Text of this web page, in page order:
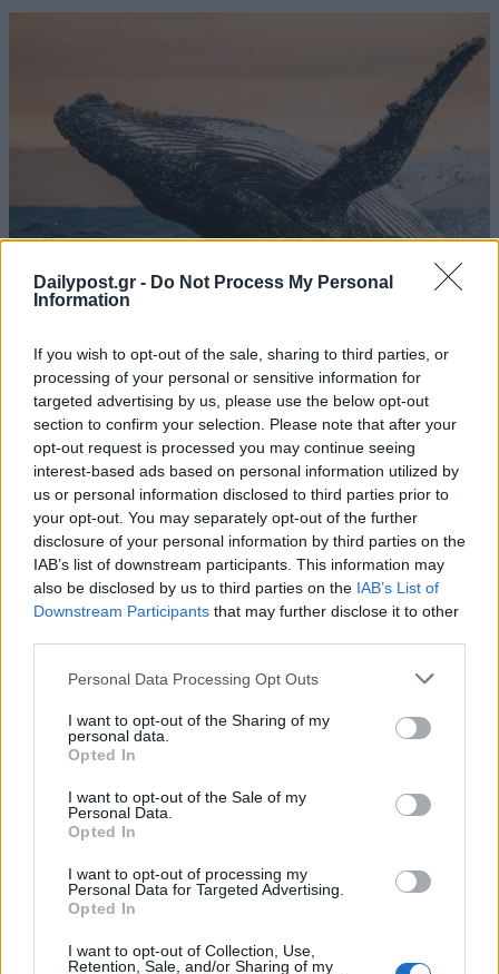
Dailypost.gr - Do Not Process My Personal
Information
If you wish to opt-out of the sale, sharing to third parties, or
processing of your personal or sensitive information for
targeted advertising by us, please use the below opt-out
section to confirm your selection. Please note that after your
opt-out request is processed you may continue seeing
interest-based ads based on personal information utilized by
us or personal information disclosed to third parties prior to
your opt-out. You may separately opt-out of the further
disclosure of your personal information by third parties on the
IAB’s list of downstream participants. This information may
also be disclosed by us to third parties on the IAB’s List of
Downstream Participants that may further disclose it to other
Personal Data Processing Opt Outs
I want to opt-out of the Sharing of my
personal data.
Opted In
I want to opt-out of the Sale of my
Personal Data.
Opted In
I want to opt-out of processing my
Personal Data for Targeted Advertising.
Opted In
I want to opt-out of Collection, Use,
Retention, Sale, and/or Sharing of my